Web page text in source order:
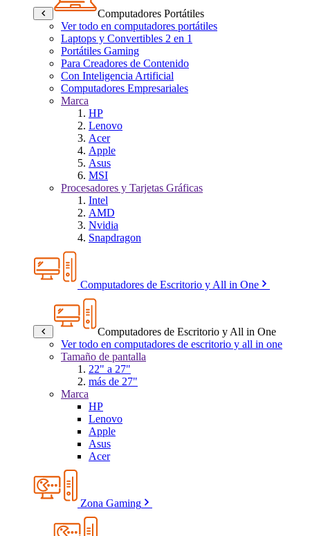
Computadores Portátiles
Ver todo en computadores portátiles
Laptops y Convertibles 2 en 1
Portátiles Gaming
Para Creadores de Contenido
Con Inteligencia Artificial
Computadores Empresariales
Marca
HP
Lenovo
Acer
Apple
Asus
MSI
Procesadores y Tarjetas Gráficas
Intel
AMD
Nvidia
Snapdragon
Computadores de Escritorio y All in One
Computadores de Escritorio y All in One
Ver todo en computadores de escritorio y all in one
Tamaño de pantalla
22" a 27"
más de 27"
Marca
HP
Lenovo
Apple
Asus
Acer
Zona Gaming